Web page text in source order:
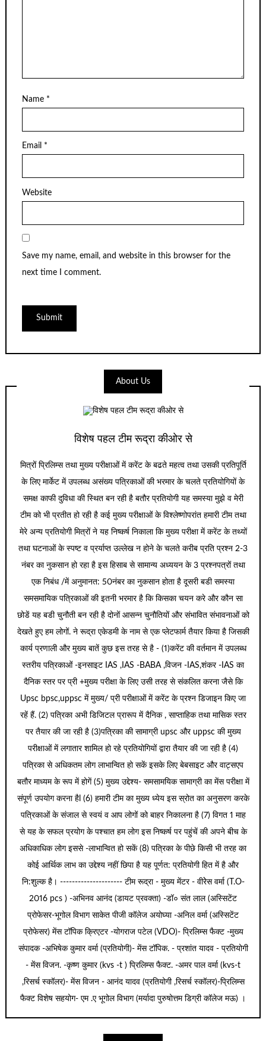
Name *
Email *
Website
Save my name, email, and website in this browser for the
next time I comment.
About Us
विशेष पहल टीम रूद्रा कीओर से
मित्रों प्रिलिम्स तथा मुख्य परीक्षाओं में करेंट के बढते महत्व तथा उसकी प्रतिपूर्ति
के लिए मार्केट में उपलब्ध असंख्य पत्रिकाओं की भरमार के चलते प्रतियोगियों के
समक्ष काफी दुविधा की स्थित बन रही है बतौर प्रतियोगी यह समस्या मुझे व मेरी
टीम को भी प्रतीत हो रही है कई मुख्य परीक्षाओं के विश्लेष्णोपरांत हमारी टीम तथा
मेरे अन्य प्रतियोगी मित्रों ने यह निष्कर्ष निकाला कि मुख्य परीक्षा में करेंट के तथ्यों
तथा घटनाओं के स्पष्ट व प्रर्याप्त उल्लेख न होने के चलते करीब प्रति प्रश्न 2-3
नंबर का नुकसान हो रहा है इस हिसाब से सामान्य अध्ययन के 3 प्रश्नपत्रों तथा
एक निबंध /में अनुमानत: 50नंबर का नुकसान होता है दूसरी बडी समस्या
समसमायिक पत्रिकाओं की इतनी भरमार है कि किसका चयन करे और कौन सा
छोडें यह बडी चुनौती बन रही है दोनों आसन्न चुनौतियों और संभावित संभावनाओं को
देखते हुए हम लोगों. ने रूद्रा एकेडमी के नाम से एक प्लेटफार्म तैयार किया है जिसकी
कार्य प्रणाली और मुख्य बातें कुछ इस तरह से है - (1)करेंट की वर्तमान में उपलब्ध
स्तरीय पत्रिकाओं -इनसाइट IAS ,IAS -BABA ,विजन -IAS,शंकर -IAS का
दैनिक स्तर पर प्री +मुख्य परीक्षा के लिए उसी तरह से संकलित करना जैसे कि
Upsc bpsc,uppsc में मुख्य/ प्री परीक्षाओं में करेंट के प्रश्न डिजाइन किए जा
रहें हैं. (2) पत्रिका अभी डिजिटल प्रारूप में दैनिक , साप्ताहिक तथा मासिक स्तर
पर तैयार की जा रही है (3)पत्रिका की सामाग्री upsc और uppsc की मुख्य
परीक्षाओं में लगातार शामिल हो रहे प्रतियोगियों द्वारा तैयार की जा रही है (4)
पत्रिका से अधिकतम लोग लाभान्वित हो सकें इसके लिए बेबसाइट और वाट्सएप
बतौर माध्यम के रूप में होगें (5) मुख्य उद्देश्य- समसामयिक सामाग्री का मेंस परीक्षा में
संपूर्ण उपयोग करना हैl (6) हमारी टीम का मुख्य ध्येय इस स्रोत का अनुसरण करके
पत्रिकाओं के संजाल से स्वयं व आप लोगों को बाहर निकालना है (7) विगत 1 माह
से यह के सफल प्रयोग के पश्चात हम लोग इस निष्कर्ष पर पहुंचें की अपने बीच के
अधिकाधिक लोग इससे -लाभान्वित हो सकें (8) पत्रिका के पीछे किसी भी तरह का
कोई आर्थिक लाभ का उद्देश्य नहीं छिपा है यह पूर्णत: प्रतियोगी हित में है और
नि:शुल्क है। --------------------- टीम रूद्रा - मुख्य मेंटर - वीरेेस वर्मा (T.O-
2016 pcs ) -अभिनव आनंद (डायट प्रवक्ता) -डॉ० संत लाल (अस्सिटेंट
प्रोफेसर-भूगोल विभाग साकेत पीजी कॉलेज अयोघ्या -अनिल वर्मा (अस्सिटेंट
प्रोफेसर) मेंस टॉपिक क्रिएटर -योगराज पटेल (VDO)- प्रिलिम्स फैक्ट -मुख्य
संपादक -अभिषेक कुमार वर्मा (प्रतियोगी)- मेंस टॉपिक. - प्रशांत यादव - प्रतियोगी
- मेंस विजन. -कृष्ण कुमार (kvs -t ) प्रिलिम्स फैक्ट. -अमर पाल वर्मा (kvs-t
,रिसर्च स्कॉलर)- मेंस विजन - आनंद यादव (प्रतियोगी ,रिसर्च स्कॉलर)-प्रिलिम्स
फैक्ट विशेष सहयोग- एम .ए भूगोल विभाग (मर्यादा पुरुषोत्तम डिग्री कॉलेज मऊ) ।